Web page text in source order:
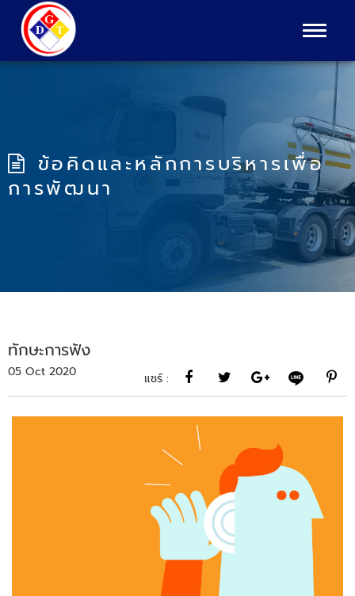
Toggle
ข้อคิดและหลักการบริหารเพื่อ
การพัฒนา
ทักษะการฟัง
05 Oct 2020 แชร์ :